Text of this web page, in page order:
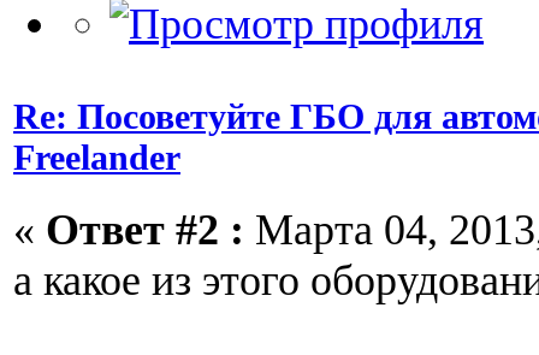
Re: Посоветуйте ГБО для
Freelander
« Ответ #2 : Марта 04,
а какое из этого